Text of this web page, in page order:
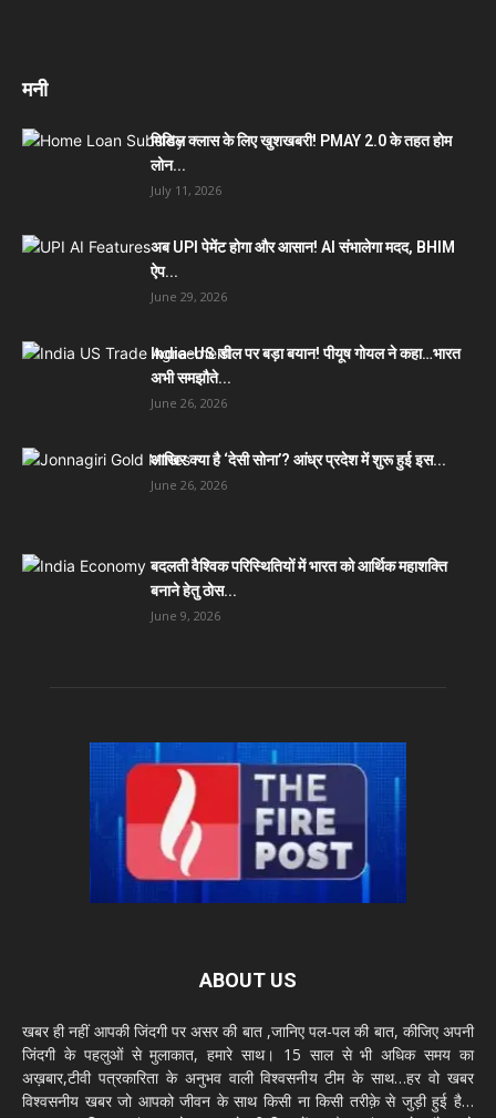
मनी
मिडिल क्लास के लिए खुशखबरी! PMAY 2.0 के तहत होम
लोन...
July 11, 2026
अब UPI पेमेंट होगा और आसान! AI संभालेगा मदद, BHIM
ऐप...
June 29, 2026
India-US डील पर बड़ा बयान! पीयूष गोयल ने कहा…भारत
अभी समझौते...
June 26, 2026
आखिर क्या है ‘देसी सोना’? आंध्र प्रदेश में शुरू हुई इस...
June 26, 2026
बदलती वैश्विक परिस्थितियों में भारत को आर्थिक महाशक्ति
बनाने हेतु ठोस...
June 9, 2026
ABOUT US
खबर ही नहीं आपकी जिंदगी पर असर की बात ,जानिए पल-पल की बात, कीजिए अपनी
जिंदगी के पहलुओं से मुलाकात, हमारे साथ। 15 साल से भी अधिक समय का
अख़बार,टीवी पत्रकारिता के अनुभव वाली विश्वसनीय टीम के साथ…हर वो खबर
विश्वसनीय खबर जो आपको जीवन के साथ किसी ना किसी तरीक़े से जुड़ी हुई है…